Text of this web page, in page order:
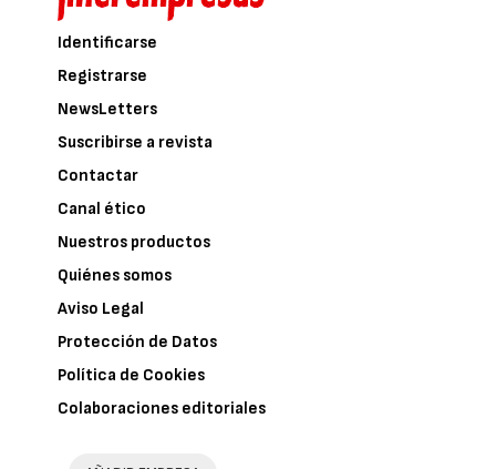
Identificarse
Registrarse
NewsLetters
Suscribirse a revista
Contactar
Canal ético
Nuestros productos
Quiénes somos
Aviso Legal
Protección de Datos
Política de Cookies
Colaboraciones editoriales